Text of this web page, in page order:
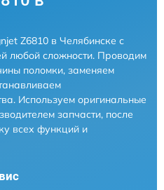
Z6810 в Челябинске с
любой сложности. Проводим
поломки, заменяем
Используем оригинальные
запчасти, после
всех функций и